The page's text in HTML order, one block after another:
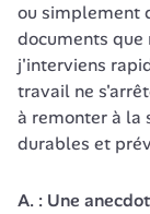
ou simplement
documents que
j'interviens
travail ne
à remonter à la
durables et
A. : Une